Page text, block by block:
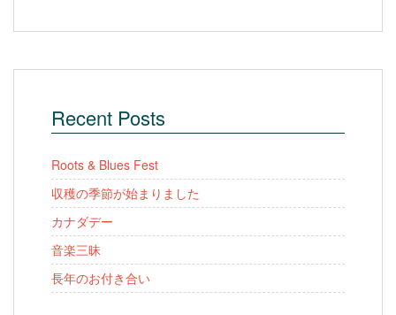
Recent Posts
Roots & Blues Fest
収穫の季節が始まりました
カナダデー
音楽三昧
長年のお付き合い